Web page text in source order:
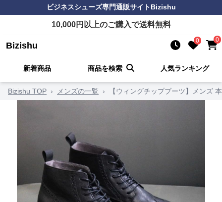
ビジネスシューズ専門通販サイトBizishu
10,000円以上のご購入で送料無料
Bizishu 0 0
新着商品 商品を検索 人気ランキング
Bizishu TOP › メンズの一覧 › 【ウィングチップブーツ】メンズ